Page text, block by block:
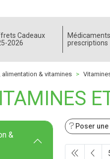
Cadeaux
2026
prescriptions
alimentation & vitamines
Poser
&